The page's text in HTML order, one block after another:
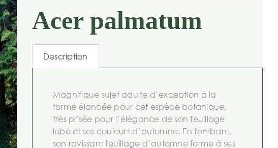
Acer palmatum
Description
Magnifique sujet adulte d’exception à la
forme élancée pour cet espèce botanique,
très prisée pour l’élégance de son feuillage
lobé et ses couleurs d’automne. En tombant,
son ravissant feuillage d’automne forme à ses